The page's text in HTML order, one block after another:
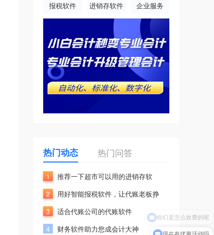
报税软件 进销存软件 企业服务
热门动态 热门问答
1
推荐一下超市可以用的进销存软
2
用好智能报税软件，让代账老板挣
3
适合代账公司的代账软件
4
财务软件助力您成会计大神
现在有优惠活动吗